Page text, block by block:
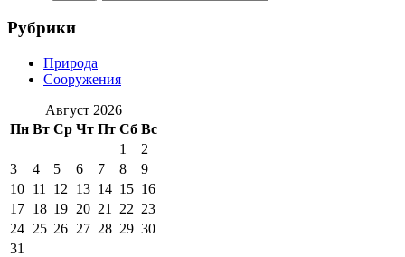
Рубрики
Природа
Сооружения
Август 2026
Пн Вт Ср Чт Пт Сб Вс
1
2
3
4 5 6 7 8
9
10 11 12 13 14 15 16
17 18 19 20 21 22 23
24 25 26 27 28 29 30
31